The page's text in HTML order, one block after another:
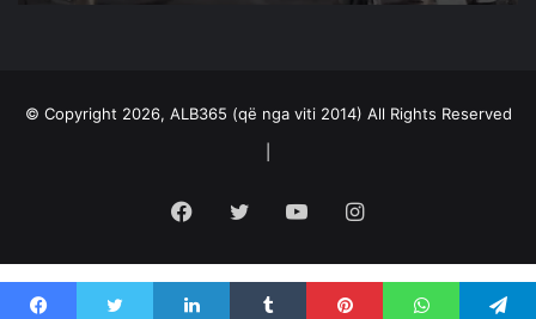
© Copyright 2026, ALB365 (që nga viti 2014) All Rights Reserved
Facebook
TwitterYouTubeInstagram